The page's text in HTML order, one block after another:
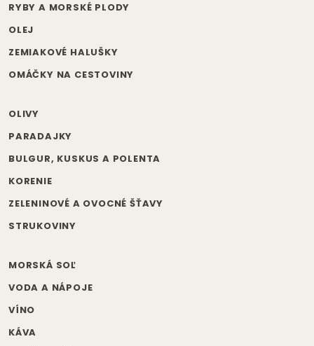
RYBY A MORSKÉ PLODY
OLEJ
ZEMIAKOVÉ HALUŠKY
OMÁČKY NA CESTOVINY
OLIVY
PARADAJKY
BULGUR, KUSKUS A POLENTA
KORENIE
ZELENINOVÉ A OVOCNÉ ŠŤAVY
STRUKOVINY
MORSKÁ SOĽ
VODA A NÁPOJE
VÍNO
KÁVA